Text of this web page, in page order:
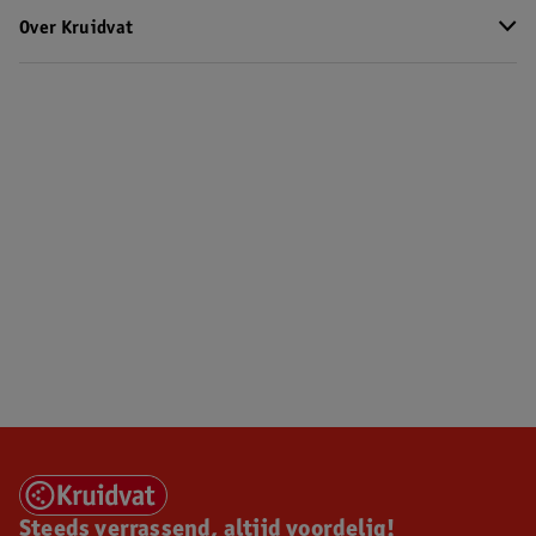
Over Kruidvat
Steeds verrassend, altijd voordelig!